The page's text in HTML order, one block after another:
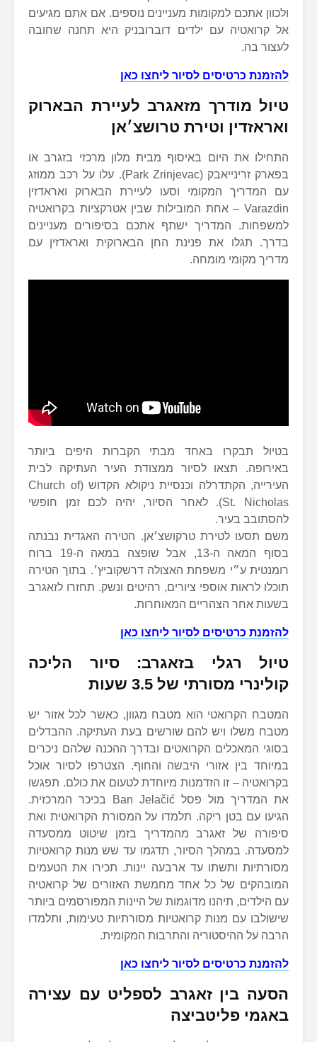
ולכוון אתכם למקומות מעניינים נוספים. אם אתם מגיעים
אל קרואטיה עם ילדים דוברובניק היא תחנה שחובה
לעצור בה.
להזמנת כרטיסים לסיור ליחצו כאן
טיול מודרך מזאגרב לעיירת הבארוק
ואראזדין וטירת טרושצ׳אן
התחילו את היום באיסוף מבית מלון מרכזי בזגרב או
בפארק זרינייאבק (Park Zrinjevac). עלו על רכב ממוזג
עם המדריך המקומי וסעו לעיירת הבארוק ואראדזין
Varazdin – אחת המובילות שבין אטרקציות בקרואטיה
למשפחות. המדריך ישתף אתכם בסיפורים מעניינים
בדרך. תגלו את פנינת החן הבארוקית ואראדזין עם
מדריך מקומי מומחה.
בטיול תבקרו באחד מבתי הקברות היפים ביותר
באירופה. תצאו לסיור ממצודת העיר העתיקה לבית
העירייה, הקתדרלה וכנסיית ניקולא הקדוש (Church of
St. Nicholas). לאחר הסיור, יהיה לכם זמן חופשי
להסתובב בעיר.
משם תסעו לטירת טרקושצ׳אן. הטירה האגדית נבנתה
בסוף המאה ה-13, אבל שופצה במאה ה-19 ברוח
רומנטית ע״י משפחת האצולה דרשקוביץ׳. בתוך הטירה
תוכלו לראות אוספי ציורים, רהיטים ונשק. תחזרו לזאגרב
בשעות אחר הצהריים המאוחרות.
להזמנת כרטיסים לסיור ליחצו כאן
טיול רגלי בזאגרב: סיור הליכה
קולינרי מסורתי של 3.5 שעות
המטבח הקרואטי הוא מטבח מגוון, כאשר לכל אזור יש
מטבח משלו ויש להם שורשים בעת העתיקה. ההבדלים
בסוגי המאכלים הקרואטים ובדרך ההכנה שלהם ניכרים
במיוחד בין אזורי היבשה והחוף. הצטרפו לסיור אוכל
בקרואטיה – זו הזדמנות מיוחדת לטעום את כולם. תפגשו
את המדריך מול פסל Ban Jelačić בכיכר המרכזית.
הגיעו עם בטן ריקה. תלמדו על המסורת הקרואטית ואת
סיפורה של זאגרב מהמדריך בזמן שיטוט ממסעדה
למסעדה. במהלך הסיור, תדגמו עד שש מנות קרואטיות
מסורתיות ותשתו עד ארבעה יינות. תכירו את הטעמים
המובהקים של כל אחד מחמשת האזורים של קרואטיה
עם הילדים, תיהנו מדוגמות של היינות המפורסמים ביותר
שישולבו עם מנות קרואטיות מסורתיות טעימות, ותלמדו
הרבה על ההיסטוריה והתרבות המקומית.
להזמנת כרטיסים לסיור ליחצו כאן
הסעה בין זאגרב לספליט עם עצירה
באגמי פליטביצה